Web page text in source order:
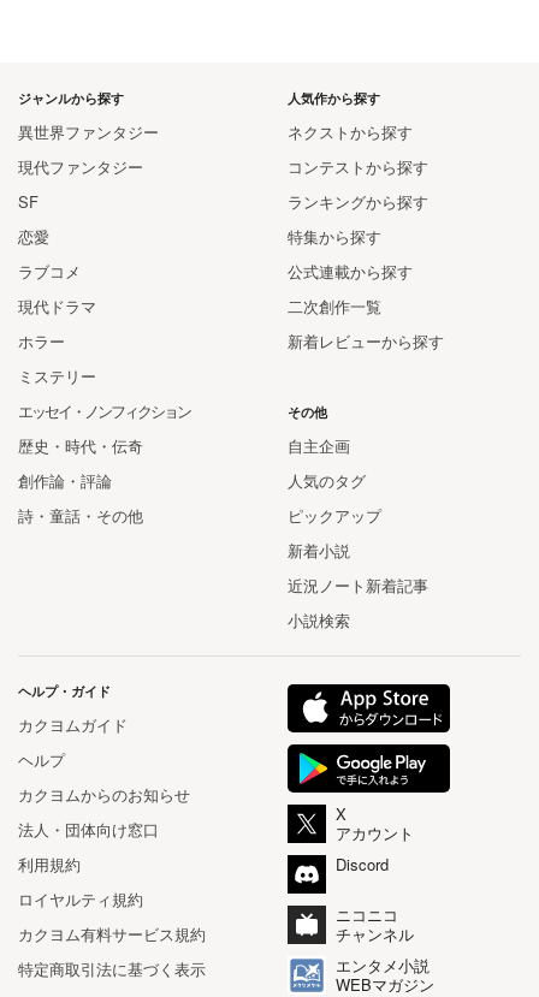
人気作から探す
ネクストから探す
コンテストから探す
ランキングから探す
特集から探す
公式連載から探す
二次創作一覧
新着レビューから探す
ジャンルから探す
異世界ファンタジー
現代ファンタジー
SF
恋愛
ラブコメ
現代ドラマ
ホラー
ミステリー
エッセイ・ノンフィクション
歴史・時代・伝奇
創作論・評論
詩・童話・その他
その他
自主企画
人気のタグ
ピックアップ
新着小説
近況ノート新着記事
小説検索
ヘルプ・ガイド
カクヨムガイド
ヘルプ
カクヨムからのお知らせ
法人・団体向け窓口
利用規約
ロイヤルティ規約
カクヨム有料サービス規約
特定商取引法に基づく表示
X
アカウント
Discord
ニコニコ
チャンネル
エンタメ小説
WEBマガジン